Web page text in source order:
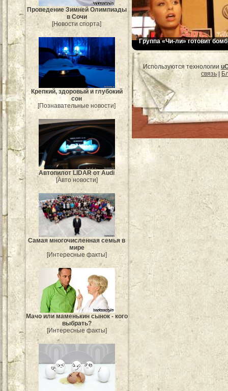
Проведение Зимней Олимпиады
в Сочи
[Новости спорта]
Крепкий, здоровый и глубокий
сон
[Познавательные новости]
Автопилот LIDAR от Audi
[Авто новости]
Самая многочисленная семья в
мире
[Интересные факты]
Мачо или маменькин сынок - кого
выбрать?
[Интересные факты]
Группа «Чи-ли» готовит
Используются технологии
связь